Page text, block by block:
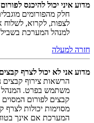
מדוע איני יכול להיכנס
חלק מהפורומים
לצפות, לקרוא, לשלוח
למנהל המערכת
חזרה למעלה
מדוע אני לא יכול לצרף
הרשאות צירוף קבצים
משתמש בפרט. המנהל
קבצים לפורום
מסוימות יכולות
המערכת אם אינך